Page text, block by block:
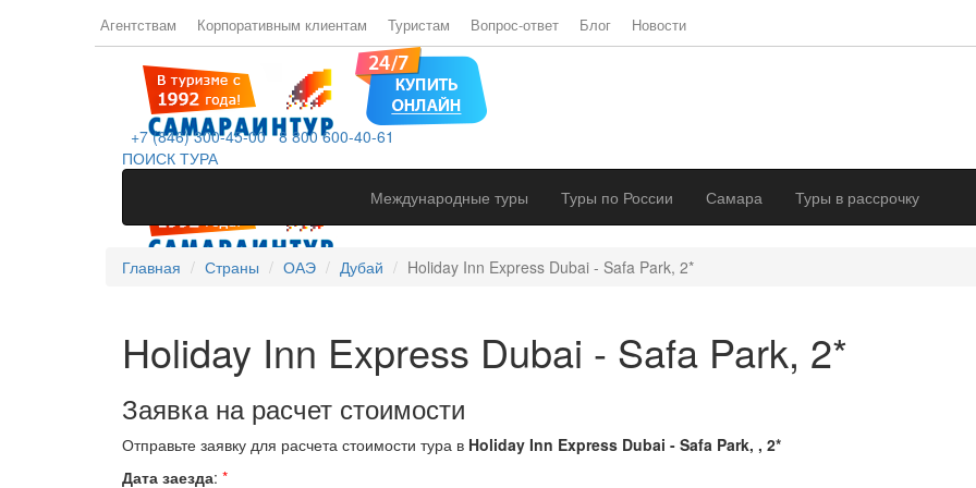
Агентствам Корпоративным клиентам Туристам Вопрос-ответ Блог Новости
+7 (846) 300-45-00 8 800 600-40-61
ПОИСК ТУРА
Международные туры
Туры по России Самара Туры в рассрочку
Главная Страны ОАЭ Дубай Holiday Inn Express Dubai - Safa Park, 2*
Holiday Inn Express Dubai - Safa Park, 2*
Заявка на расчет стоимости
Отправьте заявку для расчета стоимости тура в Holiday Inn Express Dubai - Safa Park, , 2*
Дата заезда: *